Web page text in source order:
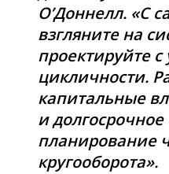
О’Доннелл. «С
взгляните на
проектируйте с
цикличности.
капитальные
и долгосрочное
планирование
кругооборота».